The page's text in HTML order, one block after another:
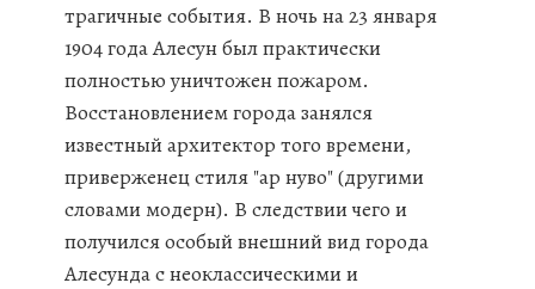
трагичные события. В ночь на 23 января
1904 года Алесун был практически
полностью уничтожен пожаром.
Восстановлением города занялся
известный архитектор того времени,
приверженец стиля "ар нуво" (другими
словами модерн). В следствии чего и
получился особый внешний вид города
Алесунда с неоклассическими и